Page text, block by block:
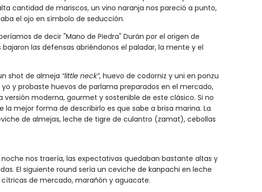
cantidad de mariscos, un vino naranja nos pareció a punto,
el ojo en símbolo de seducción.
de decir "Mano de Piedra" Durán por el origen de
las defensas abriéndonos el paladar, la mente y el
shot de almeja “little neck”, huevo de codorniz y uni en ponzu
y probaste huevos de parlama preparados en el mercado,
moderna, gourmet y sostenible de este clásico. Si no
la mejor forma de describirlo es que sabe a brisa marina. La
de almejas, leche de tigre de culantro (zamat), cebollas
nos traería, las expectativas quedaban bastante altas y
El siguiente round sería un ceviche de kanpachi en leche
de mercado, marañón y aguacate.